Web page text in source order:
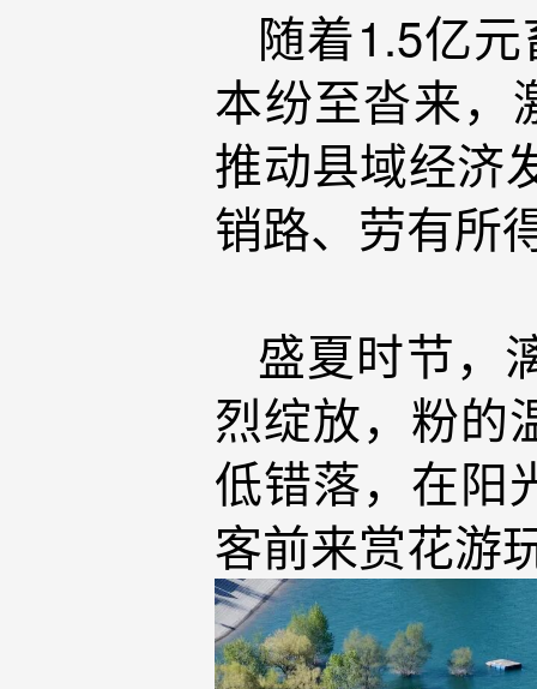
随着1.5亿
本纷至沓来，
推动县域经济
销路、劳有所
盛夏时节，
烈绽放，粉的
低错落，在阳
客前来赏花游